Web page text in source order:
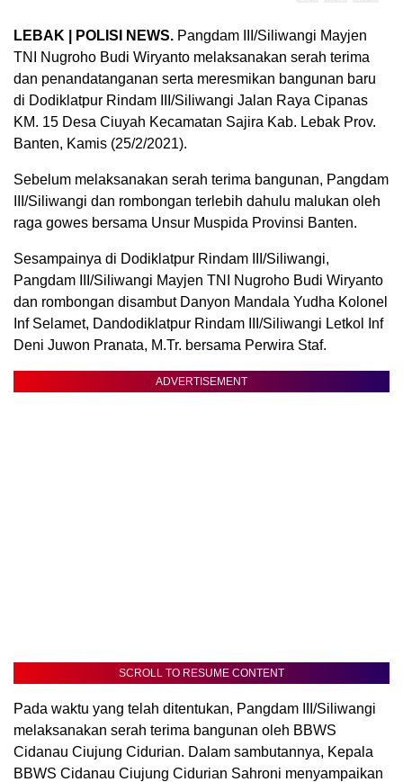
LEBAK | POLISI NEWS. Pangdam III/Siliwangi Mayjen
TNI Nugroho Budi Wiryanto melaksanakan serah terima
dan penandatanganan serta meresmikan bangunan baru
di Dodiklatpur Rindam III/Siliwangi Jalan Raya Cipanas
KM. 15 Desa Ciuyah Kecamatan Sajira Kab. Lebak Prov.
Banten, Kamis (25/2/2021).
Sebelum melaksanakan serah terima bangunan, Pangdam
III/Siliwangi dan rombongan terlebih dahulu malukan oleh
raga gowes bersama Unsur Muspida Provinsi Banten.
Sesampainya di Dodiklatpur Rindam III/Siliwangi,
Pangdam III/Siliwangi Mayjen TNI Nugroho Budi Wiryanto
dan rombongan disambut Danyon Mandala Yudha Kolonel
Inf Selamet, Dandodiklatpur Rindam III/Siliwangi Letkol Inf
Deni Juwon Pranata, M.Tr. bersama Perwira Staf.
ADVERTISEMENT
SCROLL TO RESUME CONTENT
Pada waktu yang telah ditentukan, Pangdam III/Siliwangi
melaksanakan serah terima bangunan oleh BBWS
Cidanau Ciujung Cidurian. Dalam sambutannya, Kepala
BBWS Cidanau Ciujung Cidurian Sahroni menyampaikan